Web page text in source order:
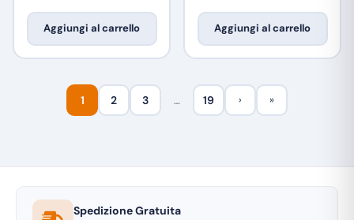
Aggiungi al carrello Aggiungi al carrello
1 2 3 … 19 › »
Spedizione Gratuita